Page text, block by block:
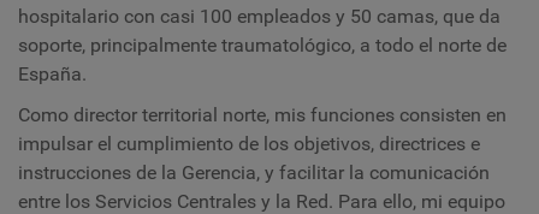
hospitalario con casi 100 empleados y 50 camas, que da
soporte, principalmente traumatológico, a todo el norte de
España.
Como director territorial norte, mis funciones consisten en
impulsar el cumplimiento de los objetivos, directrices e
instrucciones de la Gerencia, y facilitar la comunicación
entre los Servicios Centrales y la Red. Para ello, mi equipo